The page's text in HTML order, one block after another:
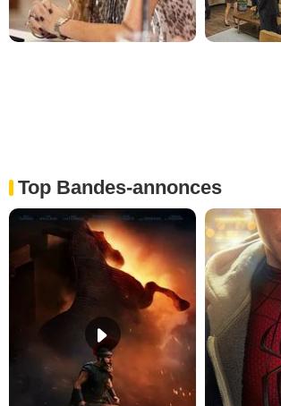
Top Bandes-annonces